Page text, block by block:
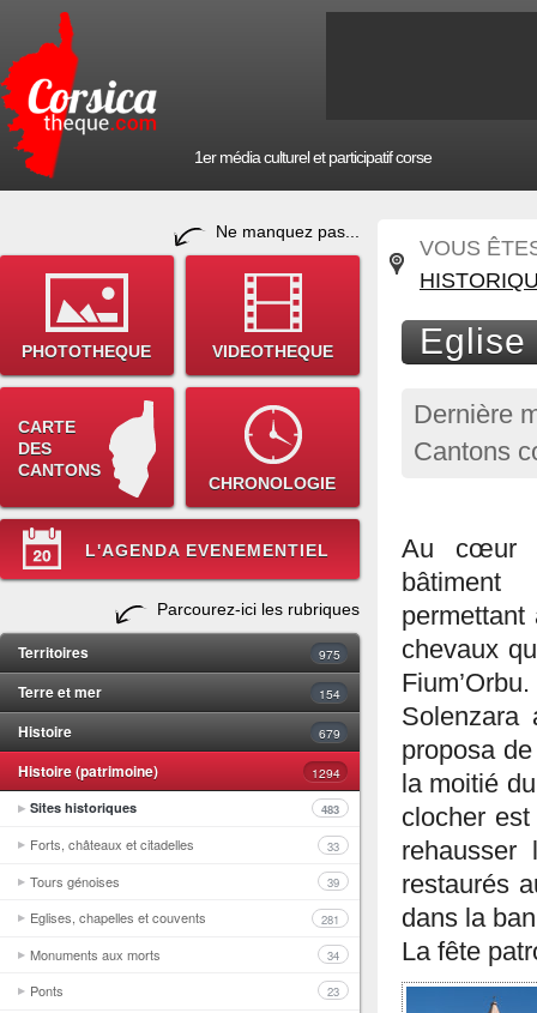
1er média culturel et participatif corse
Ne manquez pas...
PHOTOTHEQUE VIDEOTHEQUE
CARTE
DES
CANTONS
CHRONOLOGIE
L'AGENDA EVENEMENTIEL
Parcourez-ici les rubriques
Territoires 975
Terre et mer 154
Histoire 679
Histoire (patrimoine)
1294
Sites historiques
483
Forts, châteaux et citadelles 33
Tours génoises 39
Eglises, chapelles et couvents 281
Monuments aux morts 34
Ponts 23
VOUS
Eglise
Dernière
Cantons
Au cœur
chevaux
Solenzara
proposa
la moitié
clocher
rehausser
restaurés
dans la
La fête